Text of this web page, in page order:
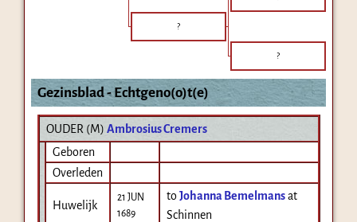
?
?
Gezinsblad - Echtgeno(o)t(e)
OUDER (M) Ambrosius Cremers
Geboren
Overleden
Huwelijk
21 JUN
1689
toJohanna Bemelmans at
Schinnen